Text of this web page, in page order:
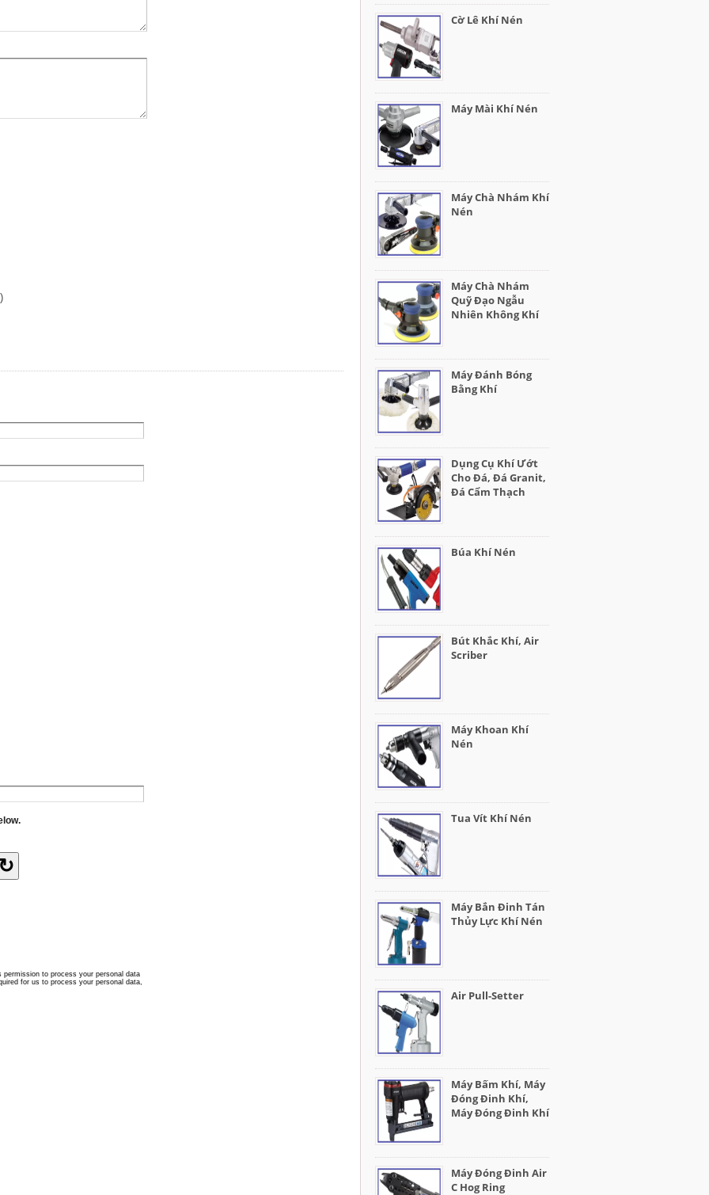
Cờ Lê Khí Nén
Máy Mài Khí Nén
Máy Chà Nhám Khí
Nén
Máy Chà Nhám
Quỹ Đạo Ngẫu
Nhiên Không Khí
Máy Đánh Bóng
Bằng Khí
Dụng Cụ Khí Ướt
Cho Đá, Đá Granit,
Đá Cẩm Thạch
Búa Khí Nén
Bút Khắc Khí, Air
Scriber
Máy Khoan Khí
Nén
Tua Vít Khí Nén
Máy Bắn Đinh Tán
Thủy Lực Khí Nén
Air Pull-Setter
Máy Bấm Khí, Máy
Đóng Đinh Khí,
Máy Đóng Đinh Khí
Máy Đóng Đinh Air
C Hog Ring